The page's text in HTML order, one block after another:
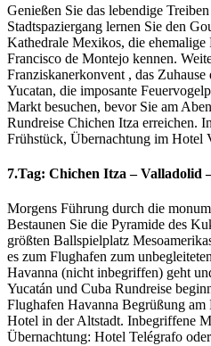
Genießen Sie das lebendige
Stadtspaziergang lernen Sie den
Kathedrale Mexikos, die ehemalige
Francisco de Montejo kennen.
Franziskanerkonvent , das
Yucatan, die imposante
Markt besuchen, bevor Sie am
Rundreise Chichen Itza erreichen.
Frühstück, Übernachtung im Hotel
7.Tag: Chichen Itza – Valladolid
Morgens Führung durch die
Bestaunen Sie die Pyramide des
größten Ballspielplatz
es zum Flughafen zum
Havanna (nicht inbegriffen) geht
Yucatán und Cuba Rundreise
Flughafen Havanna Begrüßung
Hotel in der Altstadt. Inbegriffene
Übernachtung: Hotel Telégrafo